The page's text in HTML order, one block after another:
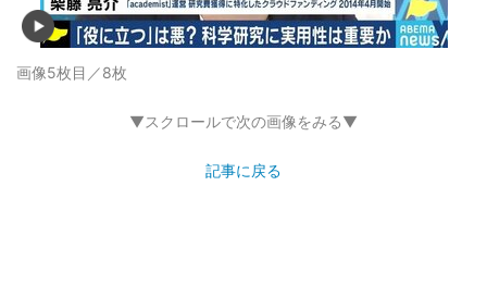
画像5枚目／8枚
▼スクロールで次の画像をみる▼
記事に戻る